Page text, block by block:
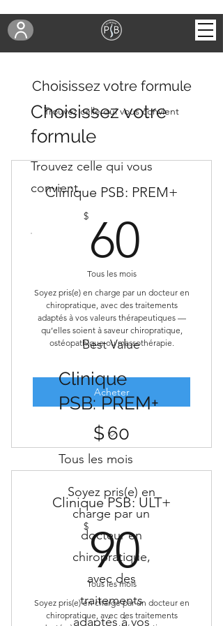
Choisissez votre formule
Trouvez celle qui vous convient
Clinique PSB: PREM+
$ 60
Tous les mois
Soyez pris(e) en charge par un docteur en
chiropratique, avec des traitements
adaptés à vos valeurs thérapeutiques —
qu’elles soient à saveur chiropratique,
ostéopathique ou massothérapie.
Acheter
Première consultation gratuite (+
de 180$ d'économie)
1 traitement/mois pour un membre
de la famille
Gratuit pour enfant de 11 et -
Rabais de 35$ sur les traitements
de base (30 mins)
Aucun frais pour les réévaluations
Clinique PSB: ULT+
$9090$
Tous les mois
Soyez pris(e) en charge par un docteur en
chiropratique, avec des traitements
Best Value
Clinique
PSB: PREM+
$60
Tous les mois
Soyez pris(e) en
charge par un
docteur en
chiropratique,
avec des
traitements
adaptés à vos
Choisissez votre
formule
Trouvez celle qui vous
convient